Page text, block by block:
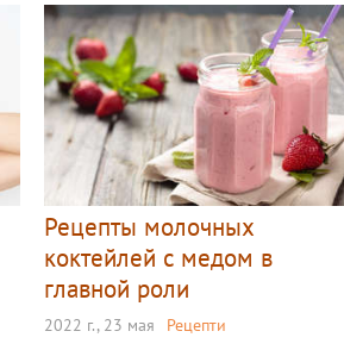
Рецепты молочных
коктейлей с медом в
главной роли
2022 г., 23 мая Рецепти